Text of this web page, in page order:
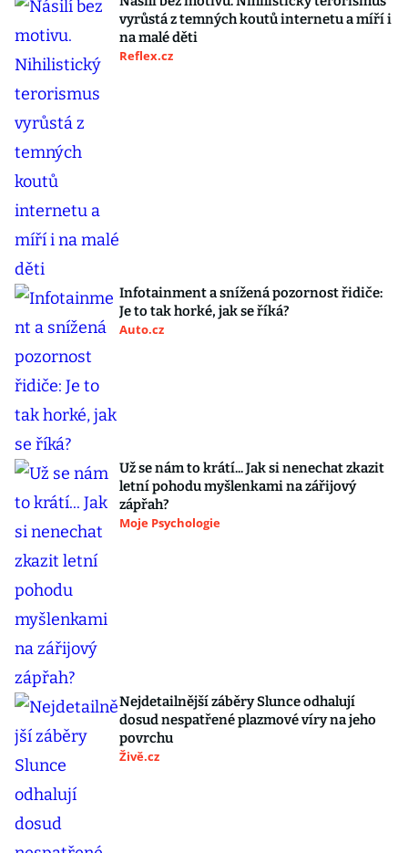
vyrůstá z temných koutů internetu a míří i
na malé děti
Reflex.cz
Infotainment a snížená pozornost řidiče:
Je to tak horké, jak se říká?
Auto.cz
Už se nám to krátí... Jak si nenechat zkazit
letní pohodu myšlenkami na zářijový
zápřah?
Moje Psychologie
Nejdetailnější záběry Slunce odhalují
dosud nespatřené plazmové víry na jeho
povrchu
Živě.cz